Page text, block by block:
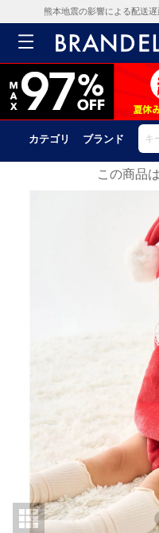
熊本地震の影響による配送遅
カテゴリ ブランド
この商品は